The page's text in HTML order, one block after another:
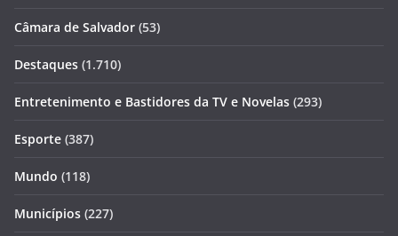
Câmara de Salvador (53)
Destaques (1.710)
Entretenimento e Bastidores da TV e Novelas (293)
Esporte (387)
Mundo (118)
Municípios (227)